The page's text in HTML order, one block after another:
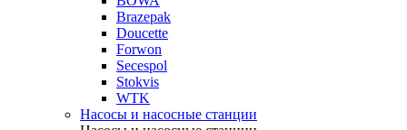
Brazepak
Doucette
Forwon
Secespol
Stokvis
WTK
Насосы и насосные станции